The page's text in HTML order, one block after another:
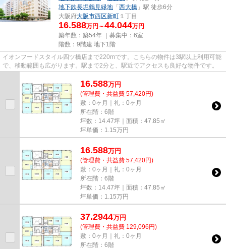
地下鉄長堀鶴見緑地 「西大橋 」駅 徒歩6分
大阪府大阪市西区新町 １丁目
16.588万円～44.044万円
築年数：築54年 ｜募集中： 6室
階数：9階建 地下1階
イオンフードスタイル四ツ橋店まで220mです。こちらの物件は3駅以上利用可能
で、移動範囲も広がります。駅まで2分と、駅近でアクセスも良好な物件です。
16.588万円
(管理費・共益費 57,420円)
敷：0ヶ月｜礼：0ヶ月
所在階：6階
坪数：14.47坪｜面積：47.85㎡
坪単価： 1.15万円
16.588万円
(管理費・共益費 57,420円)
敷：0ヶ月｜礼：0ヶ月
所在階：6階
坪数：14.47坪｜面積：47.85㎡
坪単価： 1.15万円
37.2944万円
(管理費・共益費 129,096円)
敷：0ヶ月｜礼：0ヶ月
所在階：6階